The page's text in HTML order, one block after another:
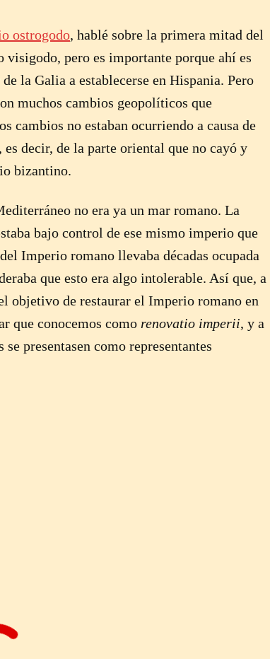
ostrogodo, hablé sobre la primera mitad del
pero es importante porque ahí es
la Galia a establecerse en Hispania. Pero
muchos cambios geopolíticos que
cambios no estaban ocurriendo a causa de
decir, de la parte oriental que no cayó y
bizantino.
no era ya un mar romano. La
bajo control de ese mismo imperio que
Imperio romano llevaba décadas ocupada
que esto era algo intolerable. Así que, a
objetivo de restaurar el Imperio romano en
que conocemos como renovatio imperii, y a
presentasen como representantes